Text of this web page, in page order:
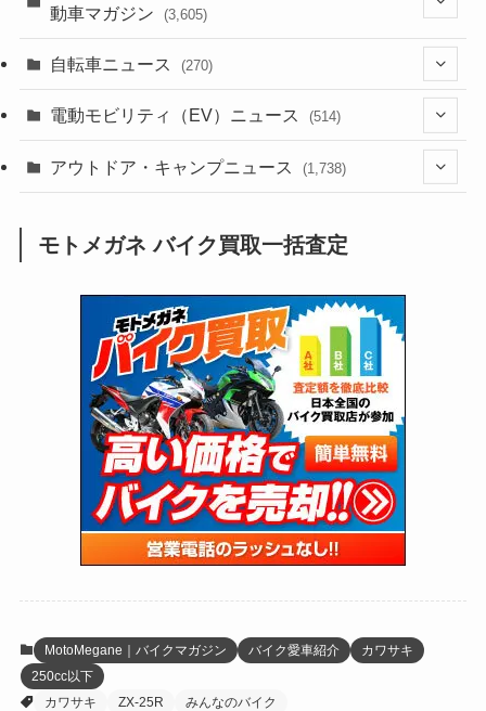
(638)
(118)
(60)
(31)
(51)
(34)
(5)
(12)
(63)
(109)
(252)
(38)
(24)
(16)
(25)
(24)
(47)
(15)
(5)
(249)
(64)
(16)
(62)
(4)
(6)
(17)
(5)
(306)
(6,956)
(2,473)
(249)
(1,226)
(12)
(131)
(38)
(131)
(167)
(85)
(21)
(61)
(171)
(98)
(13)
(60)
(274)
(171)
(38)
(47)
(59)
(66)
(16)
(141)
(255)
(204)
(1,141)
(166)
(23)
(33)
(34)
(35)
(41)
(415)
(16)
動車マガジン (3,605)
(185)
(137)
(73)
(2,744)
(126)
(170)
自転車ニュース (270)
(54)
(211)
電動モビリティ（EV）ニュース (514)
(132)
(171)
(118)
(27)
アウトドア・キャンプニュース (1,738)
(1,605)
(147)
(13)
(19)
(12)
(16)
モトメガネ バイク買取一括査定
MotoMegane｜バイクマガジン バイク愛車紹介
カワサキ
250cc以下
カワサキ
ZX-25R みんなのバイク